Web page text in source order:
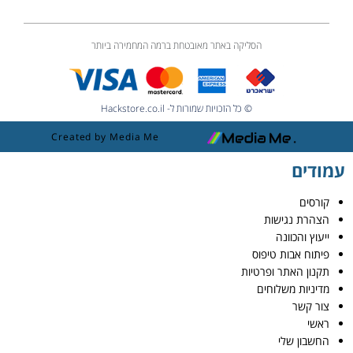
הסליקה באתר מאובטחת ברמה המחמירה ביותר
© כל הזכויות שמורות ל- Hackstore.co.il
Created by Media Me
עמודים
קורסים
הצהרת נגישות
ייעוץ והכוונה
פיתוח אבות טיפוס
תקנון האתר ופרטיות
מדיניות משלוחים
צור קשר
ראשי
החשבון שלי